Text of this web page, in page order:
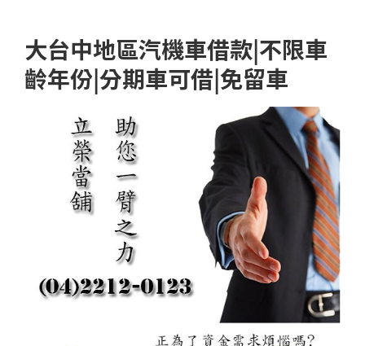
大台中地區汽機車借款|不限車
齡年份|分期車可借|免留車